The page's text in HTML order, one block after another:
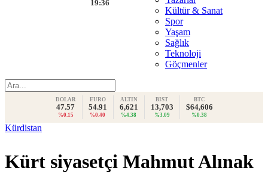
19:36
Kültür & Sanat
Spor
Yaşam
Sağlık
Teknoloji
Göçmenler
DOLAR
47.57
%0.15
EURO
54.91
%0.40
ALTIN
6,621
%4.38
BIST
13,703
%3.09
BTC
$64,606
%0.38
Kürdistan
Kürt siyasetçi Mahmut Alınak